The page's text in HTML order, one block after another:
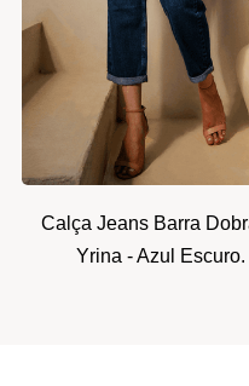
Calça Jeans Barra
Yrina - Azul Escuro.